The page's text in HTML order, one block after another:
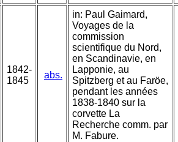
1842-
1845
abs.
in: Paul Gaimard,
Voyages de la
commission
scientifique du Nord,
en Scandinavie, en
Lapponie, au
Spitzberg et au Faröe,
pendant les années
1838-1840 sur la
corvette La
Recherche comm. par
M. Fabure.